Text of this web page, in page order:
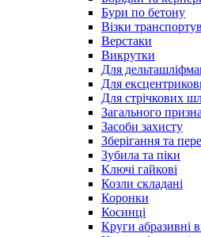
Бури по бетону
Візки
Верстаки
Викрутки
Для
Для
Для стрічкових
Загального
Засоби захисту
Зберігання та
Зубила та піки
Ключі гайкові
Козли складані
Коронки
Косинці
Круги абразивні